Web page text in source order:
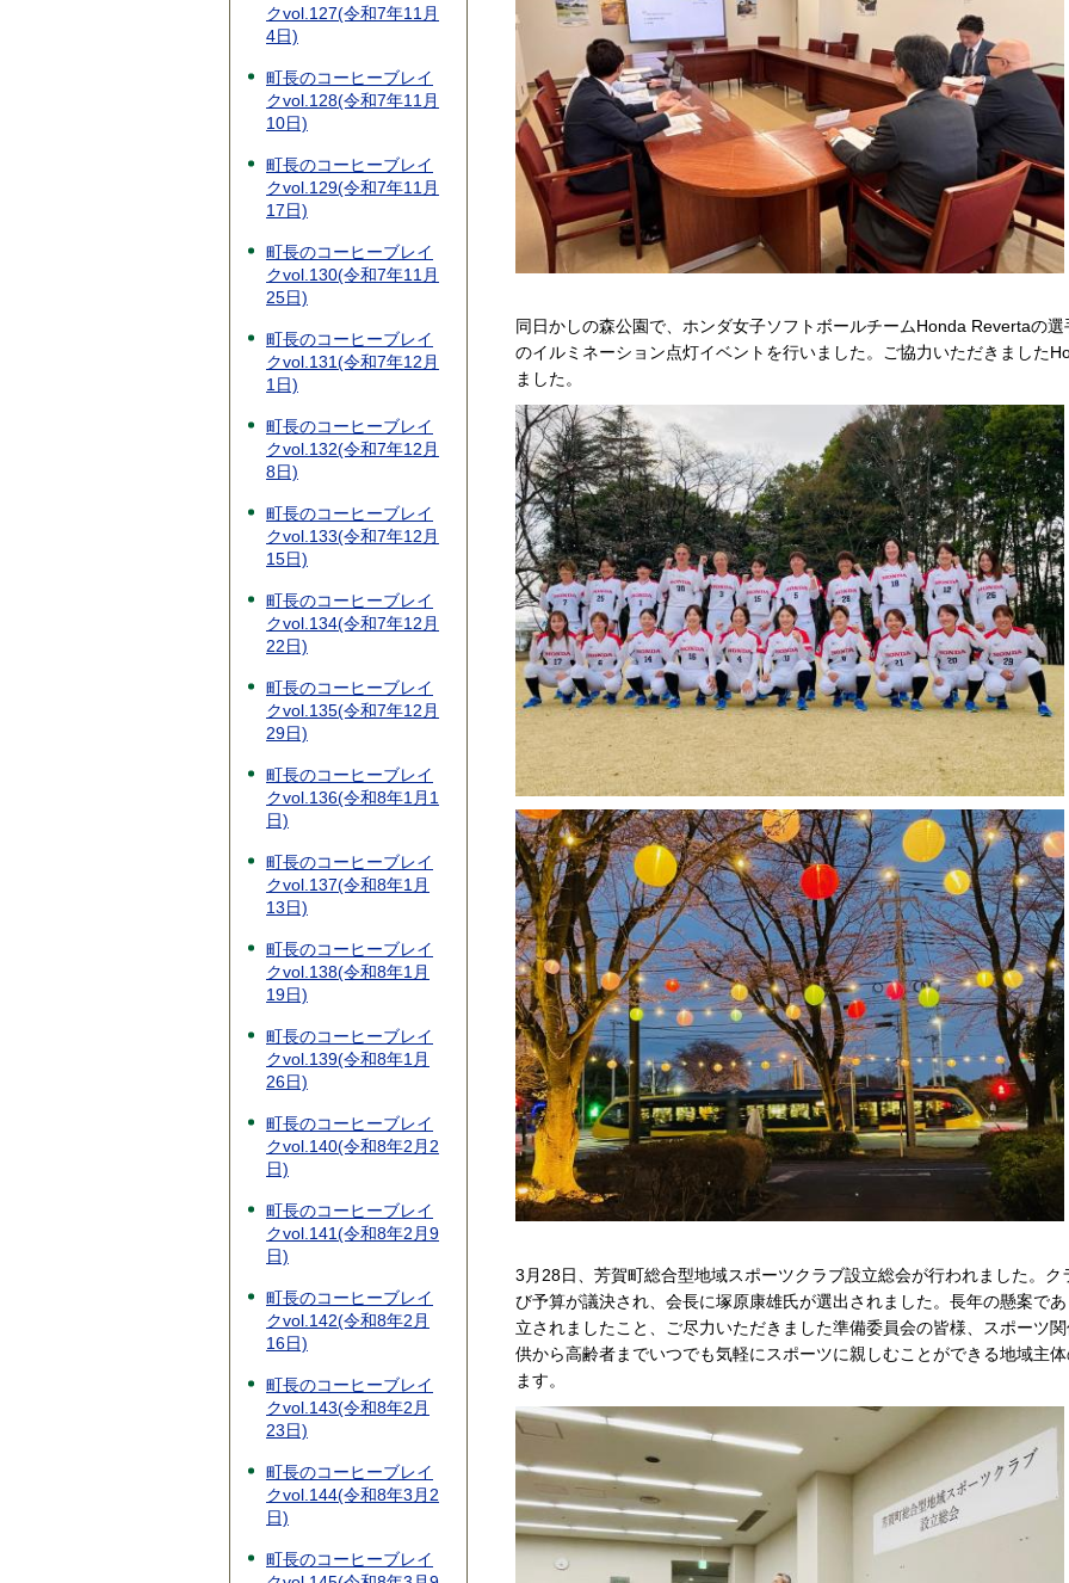
クvol.127(令和7年11月
4日)
町長のコーヒーブレイ
クvol.128(令和7年11月
10日)
町長のコーヒーブレイ
クvol.129(令和7年11月
17日)
町長のコーヒーブレイ
クvol.130(令和7年11月
25日)
町長のコーヒーブレイ
クvol.131(令和7年12月
1日)
町長のコーヒーブレイ
クvol.132(令和7年12月
8日)
町長のコーヒーブレイ
クvol.133(令和7年12月
15日)
町長のコーヒーブレイ
クvol.134(令和7年12月
22日)
町長のコーヒーブレイ
クvol.135(令和7年12月
29日)
町長のコーヒーブレイ
クvol.136(令和8年1月1
日)
町長のコーヒーブレイ
クvol.137(令和8年1月
13日)
町長のコーヒーブレイ
クvol.138(令和8年1月
19日)
町長のコーヒーブレイ
クvol.139(令和8年1月
26日)
町長のコーヒーブレイ
クvol.140(令和8年2月2
日)
町長のコーヒーブレイ
クvol.141(令和8年2月9
日)
町長のコーヒーブレイ
クvol.142(令和8年2月
16日)
町長のコーヒーブレイ
クvol.143(令和8年2月
23日)
町長のコーヒーブレイ
クvol.144(令和8年3月2
日)
町長のコーヒーブレイ
同日かしの森公園で、ホンダ女子ソフトボールチームHonda Revertaの
のイルミネーション点灯イベントを行いました。ご協力いただきました
ました。
3月28日、芳賀町総合型地域スポーツクラブ設立総会が行われました。
び予算が議決され、会長に塚原康雄氏が選出されました。長年の懸案で
立されましたこと、ご尽力いただきました準備委員会の皆様、スポーツ
供から高齢者までいつでも気軽にスポーツに親しむことができる地域主
ます。